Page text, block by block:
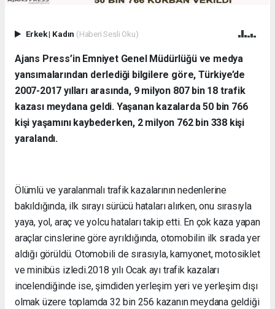
Erkek| Kadın (Haberi Sesli Oku)
Ajans Press’in Emniyet Genel Müdürlüğü ve medya
yansımalarından derlediği bilgilere göre, Türkiye’de
2007-2017 yılları arasında, 9 milyon 807 bin 18 trafik
kazası meydana geldi. Yaşanan kazalarda 50 bin 766
kişi yaşamını kaybederken, 2 milyon 762 bin 338 kişi
yaralandı.
Ölümlü ve yaralanmalı trafik kazalarının nedenlerine
bakıldığında, ilk sırayı sürücü hataları alırken, onu sırasıyla
yaya, yol, araç ve yolcu hataları takip etti. En çok kaza yapan
araçlar cinslerine göre ayrıldığında, otomobilin ilk sırada yer
aldığı görüldü. Otomobili de sırasıyla, kamyonet, motosiklet
ve minibüs izledi.2018 yılı Ocak ayı trafik kazaları
incelendiğinde ise, şimdiden yerleşim yeri ve yerleşim dışı
olmak üzere toplamda 32 bin 256 kazanın meydana geldiği